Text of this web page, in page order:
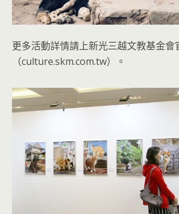
更多活動詳情請上新光三越文教基金會
（culture.skm.com.tw）。